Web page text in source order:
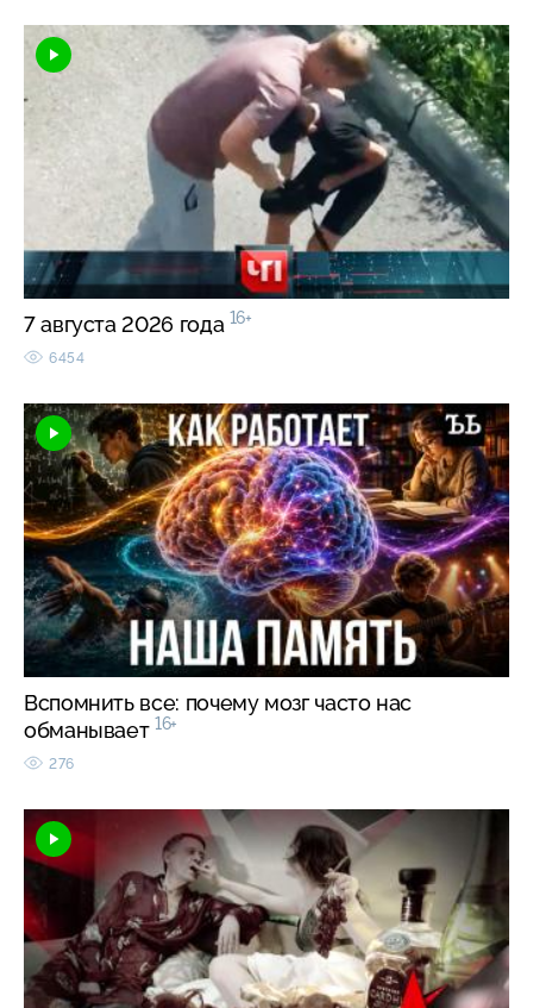
7 августа 2026 года 16+
6454
Вспомнить все: почему мозг часто нас
обманывает 16+
276